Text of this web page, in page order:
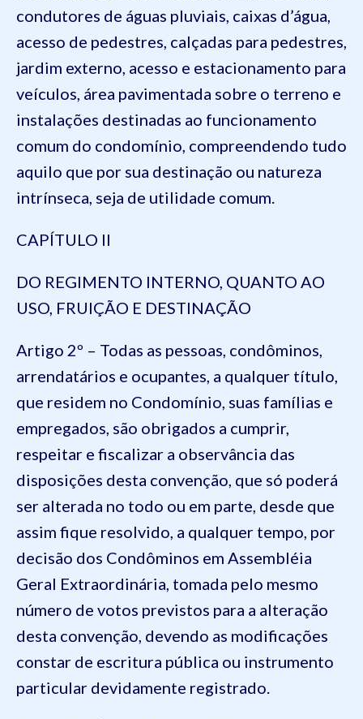
condutores de águas pluviais, caixas d’água,
acesso de pedestres, calçadas para pedestres,
jardim externo, acesso e estacionamento para
veículos, área pavimentada sobre o terreno e
instalações destinadas ao funcionamento
comum do condomínio, compreendendo tudo
aquilo que por sua destinação ou natureza
intrínseca, seja de utilidade comum.
CAPÍTULO II
DO REGIMENTO INTERNO, QUANTO AO
USO, FRUIÇÃO E DESTINAÇÃO
Artigo 2º – Todas as pessoas, condôminos,
arrendatários e ocupantes, a qualquer título,
que residem no Condomínio, suas famílias e
empregados, são obrigados a cumprir,
respeitar e fiscalizar a observância das
disposições desta convenção, que só poderá
ser alterada no todo ou em parte, desde que
assim fique resolvido, a qualquer tempo, por
decisão dos Condôminos em Assembléia
Geral Extraordinária, tomada pelo mesmo
número de votos previstos para a alteração
desta convenção, devendo as modificações
constar de escritura pública ou instrumento
particular devidamente registrado.